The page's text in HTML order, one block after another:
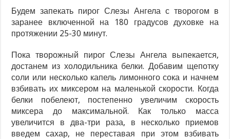
Будем запекать пирог Слезы Ангела с творогом в
заранее включенной на 180 градусов духовке на
протяжении 25-30 минут.
Пока творожный пирог Слезы Ангела выпекается,
достанем из холодильника белки. Добавим щепотку
соли или несколько капель лимонного сока и начнем
взбивать их миксером на маленькой скорости. Когда
белки побелеют, постепенно увеличим скорость
миксера до максимальной. Как только масса
увеличится в два-три раза, в несколько приемов
введем сахар, не переставая при этом взбивать